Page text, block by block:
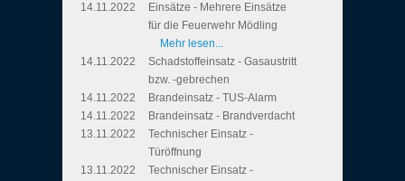
14.11.2022
Einsätze - Mehrere Einsätze
für die Feuerwehr Mödling
Mehr lesen...
14.11.2022
Schadstoffeinsatz - Gasaustritt
bzw. -gebrechen
14.11.2022
Brandeinsatz - TUS-Alarm
14.11.2022
Brandeinsatz - Brandverdacht
13.11.2022
Technischer Einsatz -
Türöffnung
13.11.2022
Technischer Einsatz -